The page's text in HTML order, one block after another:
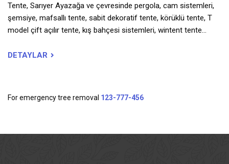
Tente, Sarıyer Ayazağa ve çevresinde pergola, cam sistemleri,
şemsiye, mafsallı tente, sabit dekoratif tente, körüklü tente, T
model çift açılır tente, kış bahçesi sistemleri, wintent tente…
DETAYLAR
For emergency tree removal 123-777-456